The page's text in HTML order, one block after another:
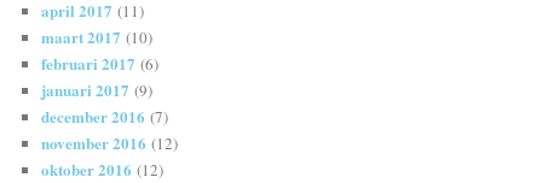
april 2017 (11)
maart 2017 (10)
februari 2017 (6)
januari 2017 (9)
december 2016 (7)
november 2016 (12)
oktober 2016 (12)